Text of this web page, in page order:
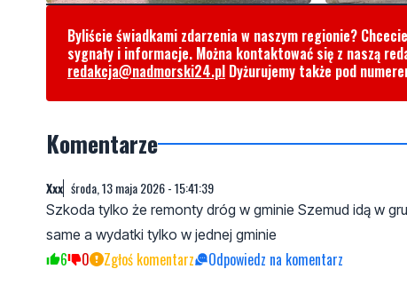
Byliście świadkami zdarzenia w naszym regionie?
sygnały i informacje. Można kontaktować się z naszą
redakcja@nadmorski24.pl Dyżurujemy także pod
Komentarze
Xxx środa, 13 maja 2026 - 15:41:39
Szkoda tylko że remonty dróg w gminie Szemud idą w
same a wydatki tylko w jednej gminie
6 0 Zgłoś komentarz Odpowiedz na komentarz